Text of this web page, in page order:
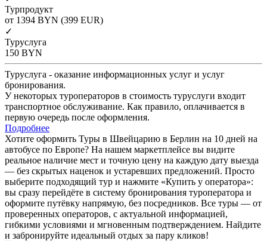
Турпродукт
от 1394 BYN (399 EUR)
✓
Туруслуга
150 BYN
Туруслуга - оказание информационных услуг и услуг
бронирования.
У некоторых туроператоров в стоимость туруслуги входит
транспортное обслуживание. Как правило, оплачивается в
первую очередь после оформления.
Подробнее
Хотите оформить Туры в Швейцарию в Берлин на 10 дней на
автобусе по Европе? На нашем маркетплейсе вы видите
реальное наличие мест и точную цену на каждую дату выезда
— без скрытых наценок и устаревших предложений. Просто
выберите подходящий тур и нажмите «Купить у оператора»:
вы сразу перейдёте в систему бронирования туроператора и
оформите путёвку напрямую, без посредников. Все туры — от
проверенных операторов, с актуальной информацией,
гибкими условиями и мгновенным подтверждением. Найдите
и забронируйте идеальный отдых за пару кликов!